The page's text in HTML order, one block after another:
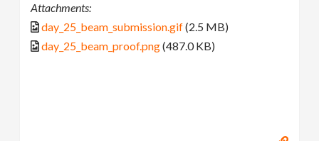
Attachments:
day_25_beam_submission.gif(2.5 MB)
day_25_beam_proof.png(487.0 KB)